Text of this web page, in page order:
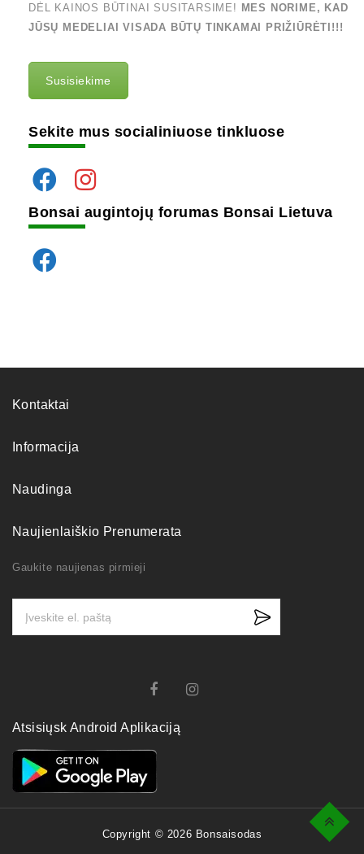
DĖL KAINOS BŪTINAI SUSITARSIME! MES NORIME, KAD
JŪSŲ MEDELIAI VISADA BŪTŲ TINKAMAI PRIŽIŪRĖTI!!!
Susisiekime
Sekite mus socialiniuose tinkluose
Bonsai augintojų forumas Bonsai Lietuva
Kontaktai
Informacija
Naudinga
Naujienlaiškio Prenumerata
Gaukite naujienas pirmieji
Atsisiųsk Android Aplikaciją
Copyright © 2026 Bonsaisodas